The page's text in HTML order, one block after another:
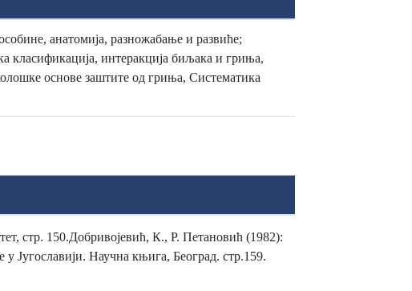
анатомија, разножабање и развиће;
класификација, интеракција биљака и гриња,
основе заштите од гриња, Систематика
стр. 150.Добривојевић, К., Р. Петановић (1982):
Југославији. Научна књига, Београд. стр.159.